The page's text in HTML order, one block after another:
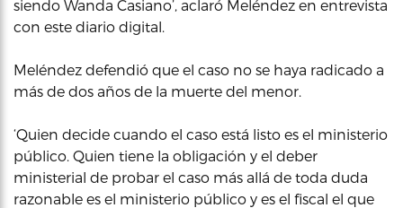
siendo Wanda Casiano’, aclaró Meléndez en entrevista
con este diario digital.
Meléndez defendió que el caso no se haya radicado a
más de dos años de la muerte del menor.
‘Quien decide cuando el caso está listo es el ministerio
público. Quien tiene la obligación y el deber
ministerial de probar el caso más allá de toda duda
razonable es el ministerio público y es el fiscal el que